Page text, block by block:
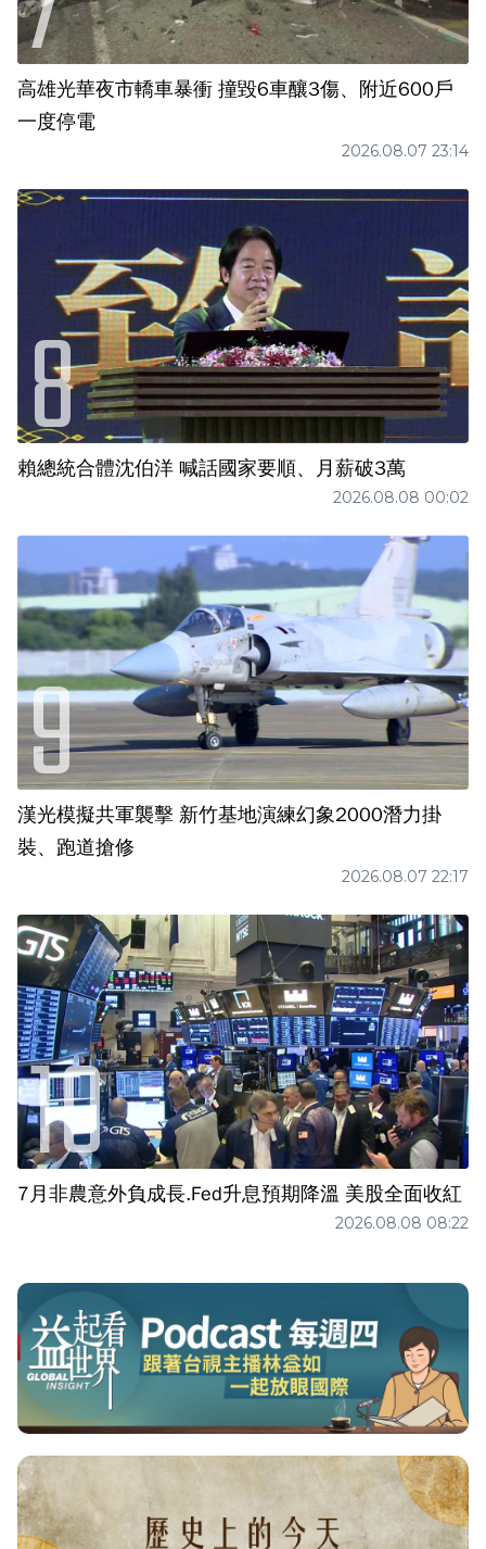
高雄光華夜市轎車暴衝 撞毀6車釀3傷、附近600戶
一度停電
2026.08.07 23:14
賴總統合體沈伯洋 喊話國家要順、月薪破3萬
2026.08.08 00:02
漢光模擬共軍襲擊 新竹基地演練幻象2000潛力掛
裝、跑道搶修
2026.08.07 22:17
7月非農意外負成長.Fed升息預期降溫 美股全面收紅
2026.08.08 08:22